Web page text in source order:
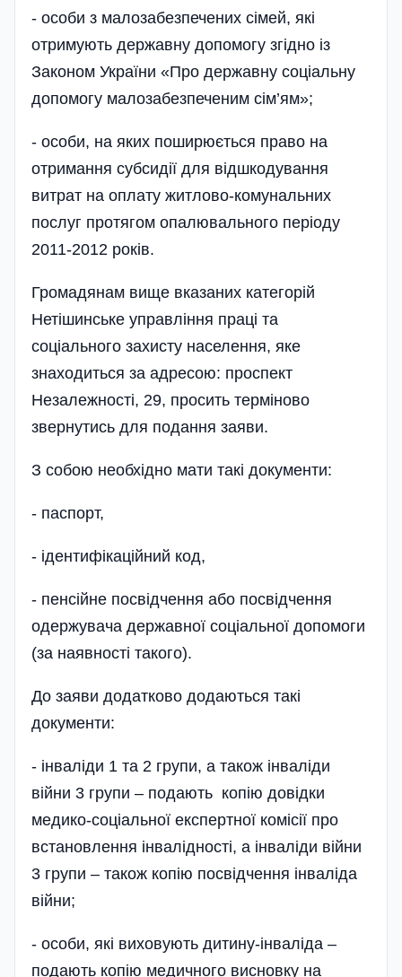
- особи з малозабезпечених сімей, які
отримують державну допомогу згідно із
Законом України «Про державну соціальну
допомогу малозабезпеченим сім’ям»;
- особи, на яких поширюється право на
отримання субсидії для відшкодування
витрат на оплату житлово-комунальних
послуг протягом опалювального періоду
2011-2012 років.
Громадянам вище вказаних категорій
Нетішинське управління праці та
соціального захисту населення, яке
знаходиться за адресою: проспект
Незалежності, 29, просить терміново
звернутись для подання заяви.
З собою необхідно мати такі документи:
- паспорт,
- ідентифікаційний код,
- пенсійне посвідчення або посвідчення
одержувача державної соціальної допомоги
(за наявності такого).
До заяви додатково додаються такі
документи:
- інваліди 1 та 2 групи, а також інваліди
війни 3 групи – подають копію довідки
медико-соціальної експертної комісії про
встановлення інвалідності, а інваліди війни
3 групи – також копію посвідчення інваліда
війни;
- особи, які виховують дитину-інваліда –
подають копію медичного висновку на